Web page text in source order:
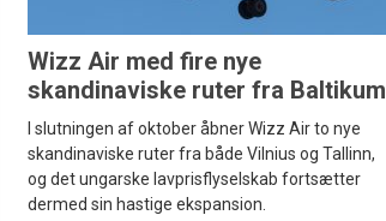
Wizz Air med fire nye
skandinaviske ruter fra Baltikum
I slutningen af oktober åbner Wizz Air to nye
skandinaviske ruter fra både Vilnius og Tallinn,
og det ungarske lavprisflyselskab fortsætter
dermed sin hastige ekspansion.